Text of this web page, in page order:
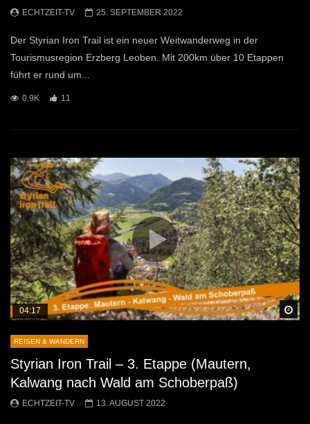
ECHTZEIT-TV 25. SEPTEMBER 2022
Der Styrian Iron Trail ist ein neuer Weitwanderweg in der
Tourismusregion Erzberg Leoben. Mit 200km über 10 Etappen
führt er rund um...
0.9K 11
04:17
REISEN & WANDERN
Styrian Iron Trail – 3. Etappe (Mautern,
Kalwang nach Wald am Schoberpaß)
ECHTZEIT-TV 13. AUGUST 2022